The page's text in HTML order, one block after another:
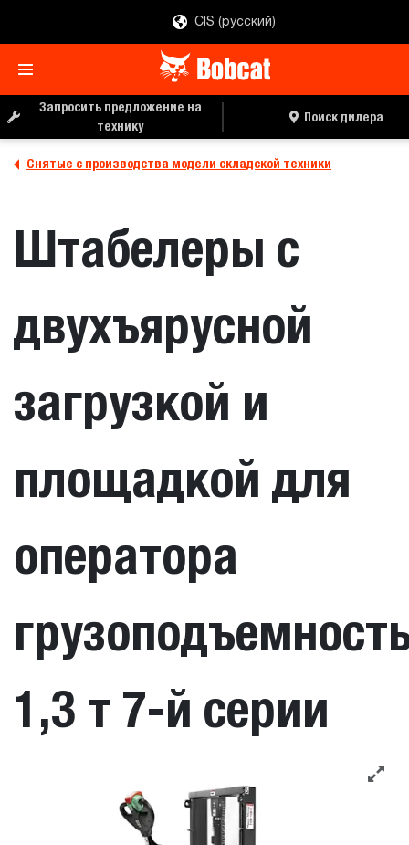
CIS (русский)
Запросить предложение на
технику
Поиск дилера
Снятые с производства модели складской техники
Штабелеры с
двухъярусной
загрузкой и
площадкой для
оператора
1,3 т 7-й серии